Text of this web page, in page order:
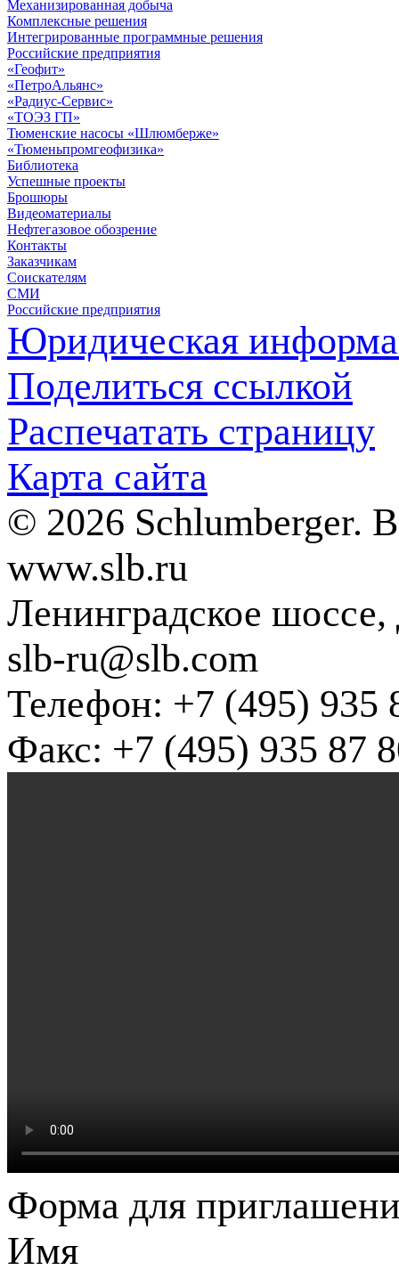
Механизированная добыча
Комплексные решения
Интегрированные программные решения
Российские предприятия
«Геофит»
«ПетроАльянс»
«Радиус-Сервис»
«ТОЭЗ ГП»
Тюменские насосы «Шлюмберже»
«Тюменьпромгеофизика»
Библиотека
Успешные проекты
Брошюры
Видеоматериалы
Нефтегазовое обозрение
Контакты
Заказчикам
Соискателям
СМИ
Российские предприятия
Юридическая
Поделиться ссылкой
Распечатать страницу
Карта сайта
© 2026 Schlumberger.
www.slb.ru
Ленинградское
slb-ru@slb.com
Телефон: +7 (495) 935
Факс: +7 (495) 935 87
Форма для
Имя